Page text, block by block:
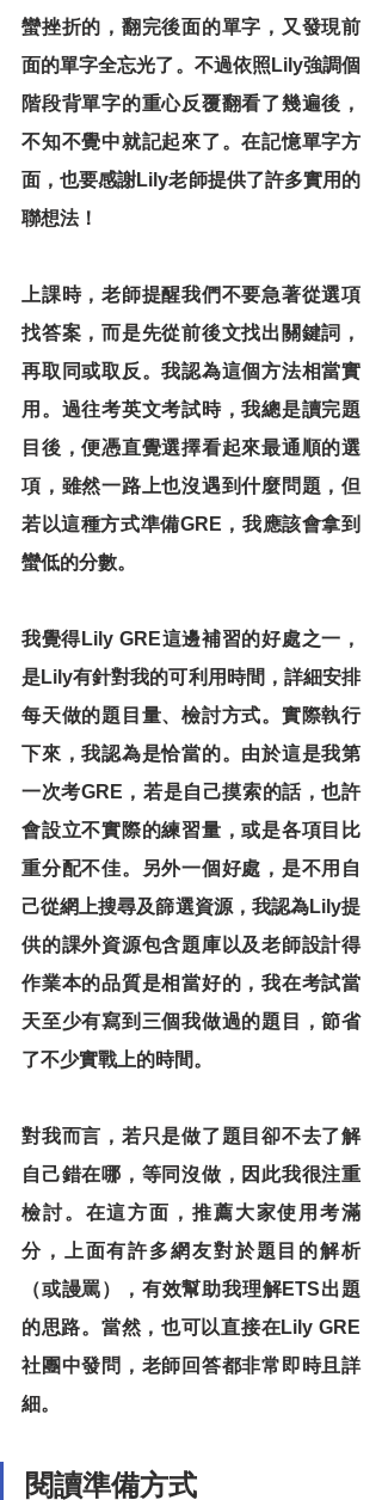
蠻挫折的，翻完後面的單字，又發現前
面的單字全忘光了。不過依照Lily強調個
階段背單字的重心反覆翻看了幾遍後，
不知不覺中就記起來了。在記憶單字方
面，也要感謝Lily老師提供了許多實用的
聯想法！
上課時，老師提醒我們不要急著從選項
找答案，而是先從前後文找出關鍵詞，
再取同或取反。我認為這個方法相當實
用。過往考英文考試時，我總是讀完題
目後，便憑直覺選擇看起來最通順的選
項，雖然一路上也沒遇到什麼問題，但
若以這種方式準備GRE，我應該會拿到
蠻低的分數。
我覺得Lily GRE這邊補習的好處之一，
是Lily有針對我的可利用時間，詳細安排
每天做的題目量、檢討方式。實際執行
下來，我認為是恰當的。由於這是我第
一次考GRE，若是自己摸索的話，也許
會設立不實際的練習量，或是各項目比
重分配不佳。另外一個好處，是不用自
己從網上搜尋及篩選資源，我認為Lily提
供的課外資源包含題庫以及老師設計得
作業本的品質是相當好的，我在考試當
天至少有寫到三個我做過的題目，節省
了不少實戰上的時間。
對我而言，若只是做了題目卻不去了解
自己錯在哪，等同沒做，因此我很注重
檢討。在這方面，推薦大家使用考滿
分，上面有許多網友對於題目的解析
（或謾罵），有效幫助我理解ETS出題
的思路。當然，也可以直接在Lily GRE
社團中發問，老師回答都非常即時且詳
細。
閱讀準備方式